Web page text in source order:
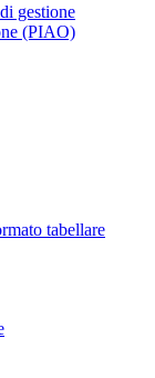
gestione
(PIAO)
tabellare